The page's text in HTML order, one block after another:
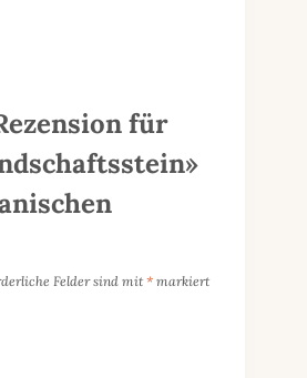
für
Felder sind mit *markiert